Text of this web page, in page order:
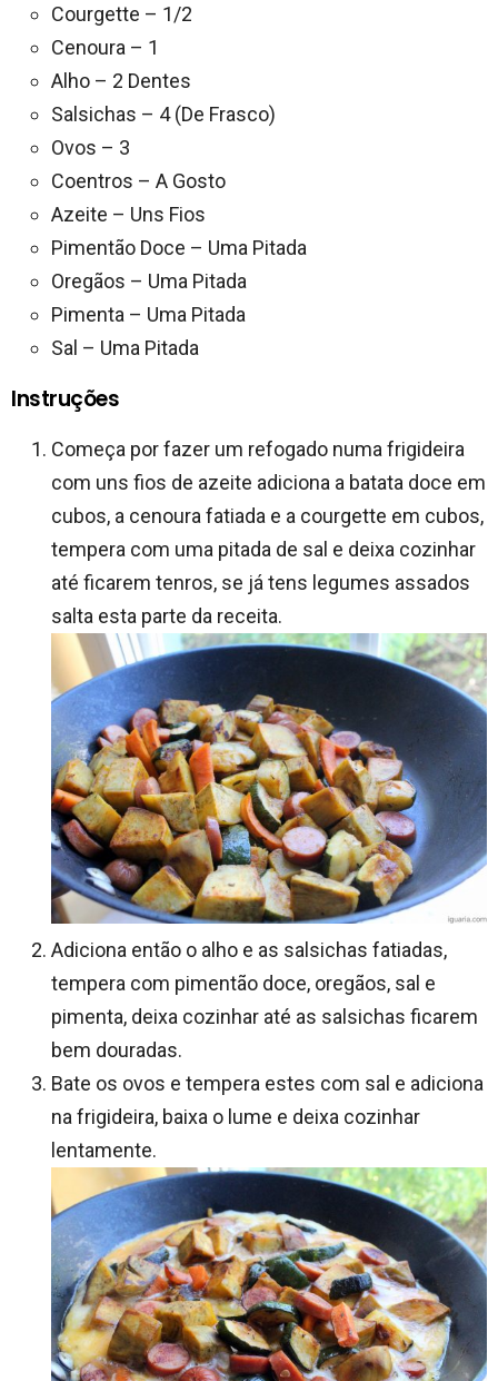
Courgette – 1/2
Cenoura – 1
Alho – 2 Dentes
Salsichas – 4 (De Frasco)
Ovos – 3
Coentros – A Gosto
Azeite – Uns Fios
Pimentão Doce – Uma Pitada
Oregãos – Uma Pitada
Pimenta – Uma Pitada
Sal – Uma Pitada
Instruções
Começa por fazer um refogado numa frigideira
com uns fios de azeite adiciona a batata doce em
cubos, a cenoura fatiada e a courgette em cubos,
tempera com uma pitada de sal e deixa cozinhar
até ficarem tenros, se já tens legumes assados
salta esta parte da receita.
Adiciona então o alho e as salsichas fatiadas,
tempera com pimentão doce, oregãos, sal e
pimenta, deixa cozinhar até as salsichas ficarem
bem douradas.
Bate os ovos e tempera estes com sal e adiciona
na frigideira, baixa o lume e deixa cozinhar
lentamente.